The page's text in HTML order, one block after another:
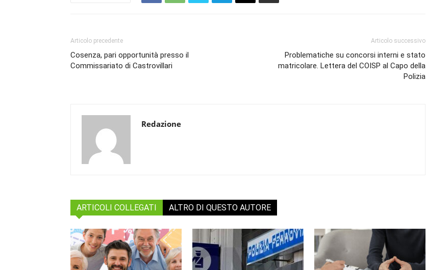
Articolo precedente
Cosenza, pari opportunità presso il
Commissariato di Castrovillari
Articolo successivo
Problematiche su concorsi interni e stato
matricolare. Lettera del COISP al Capo della
Polizia
Redazione
ARTICOLI COLLEGATI ALTRO DI QUESTO AUTORE